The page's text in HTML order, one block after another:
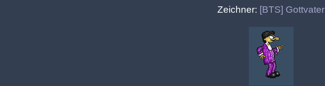
Zeichner: [BTS] Gottvater